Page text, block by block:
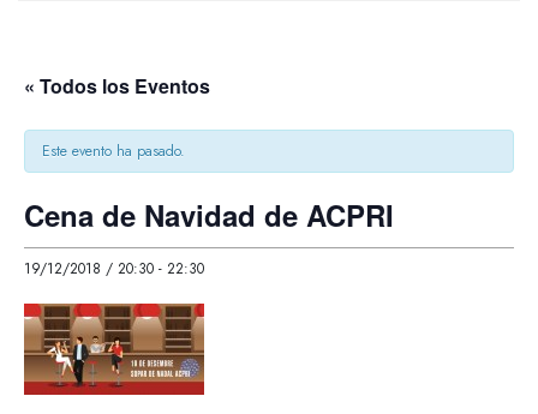
« Todos los Eventos
Este evento ha pasado.
Cena de Navidad de ACPRI
19/12/2018 / 20:30 - 22:30